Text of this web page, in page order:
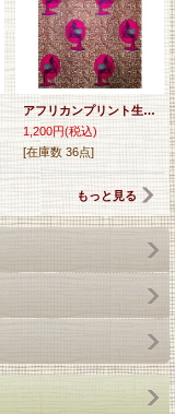
アフリカンプリント生地 パーニュ
1,200円(税込)
[在庫数 36点]
もっと見る